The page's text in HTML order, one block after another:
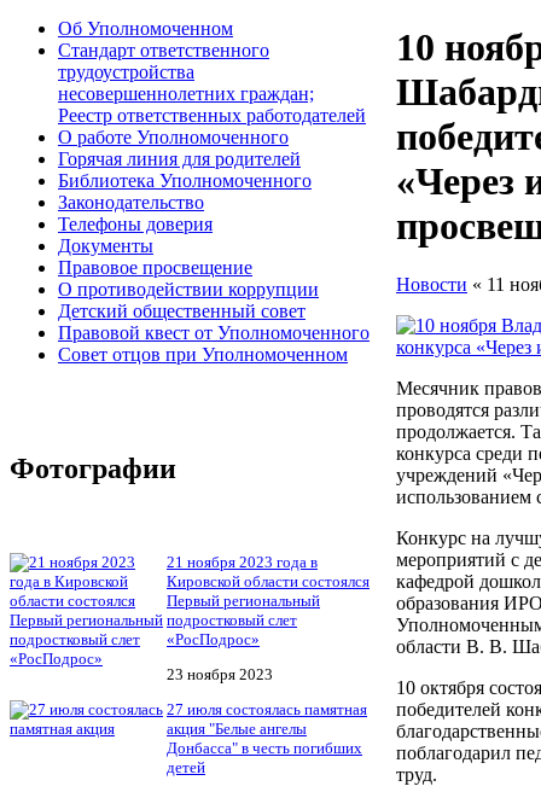
Об Уполномоченном
Стандарт ответственного
трудоустройства
несовершеннолетних граждан;
Реестр ответственных работодателей
О работе Уполномоченного
Горячая линия для родителей
Библиотека Уполномоченного
Законодательство
Телефоны доверия
Документы
Правовое просвещение
О противодействии коррупции
Детский общественный совет
Правовой квест от Уполномоченного
Совет отцов при Уполномоченном
Фотографии
21 ноября 2023 года в
Кировской области состоялся
Первый региональный
подростковый слет
«РосПодрос»
23 ноября 2023
27 июля состоялась памятная
акция "Белые ангелы
Донбасса" в честь погибших
детей
10
«Через
Новости « 11
Месячник
проводятся
продолжается.
конкурса среди
учреждений
использованием
Конкурс на
мероприятий с
кафедрой
образования
области В. В.
10 октября
победителей
поблагодарил
труд.